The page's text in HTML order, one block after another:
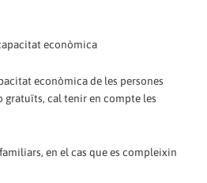
econòmica
econòmica de les persones
gratuïts, cal tenir en compte les
en el cas que es compleixin